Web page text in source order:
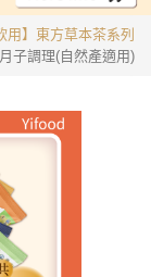
用】東方草本茶系列
子調理(自然產適用)